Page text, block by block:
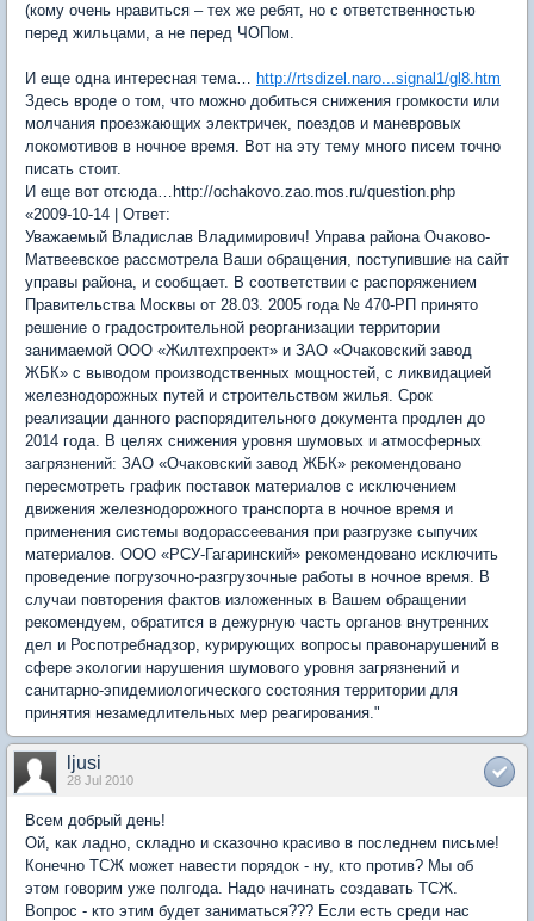
(кому очень нравиться – тех же ребят, но с ответственностью
перед жильцами, а не перед ЧОПом.
И еще одна интересная тема… http://rtsdizel.naro...signal1/gl8.htm
Здесь вроде о том, что можно добиться снижения громкости или
молчания проезжающих электричек, поездов и маневровых
локомотивов в ночное время. Вот на эту тему много писем точно
писать стоит.
И еще вот отсюда…http://ochakovo.zao.mos.ru/question.php
«2009-10-14 | Ответ:
Уважаемый Владислав Владимирович! Управа района Очаково-
Матвеевское рассмотрела Ваши обращения, поступившие на сайт
управы района, и сообщает. В соответствии с распоряжением
Правительства Москвы от 28.03. 2005 года № 470-РП принято
решение о градостроительной реорганизации территории
занимаемой ООО «Жилтехпроект» и ЗАО «Очаковский завод
ЖБК» с выводом производственных мощностей, с ликвидацией
железнодорожных путей и строительством жилья. Срок
реализации данного распорядительного документа продлен до
2014 года. В целях снижения уровня шумовых и атмосферных
загрязнений: ЗАО «Очаковский завод ЖБК» рекомендовано
пересмотреть график поставок материалов с исключением
движения железнодорожного транспорта в ночное время и
применения системы водорассеевания при разгрузке сыпучих
материалов. ООО «РСУ-Гагаринский» рекомендовано исключить
проведение погрузочно-разгрузочные работы в ночное время. В
случаи повторения фактов изложенных в Вашем обращении
рекомендуем, обратится в дежурную часть органов внутренних
дел и Роспотребнадзор, курирующих вопросы правонарушений в
сфере экологии нарушения шумового уровня загрязнений и
санитарно-эпидемиологического состояния территории для
принятия незамедлительных мер реагирования."
ljusi
28 Jul 2010
Всем добрый день!
Ой, как ладно, складно и сказочно красиво в последнем письме!
Конечно ТСЖ может навести порядок - ну, кто против? Мы об
этом говорим уже полгода. Надо начинать создавать ТСЖ.
Вопрос - кто этим будет заниматься??? Если есть среди нас